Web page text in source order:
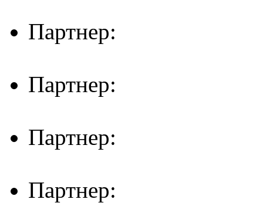
Партнер:
Партнер:
Партнер:
Партнер: